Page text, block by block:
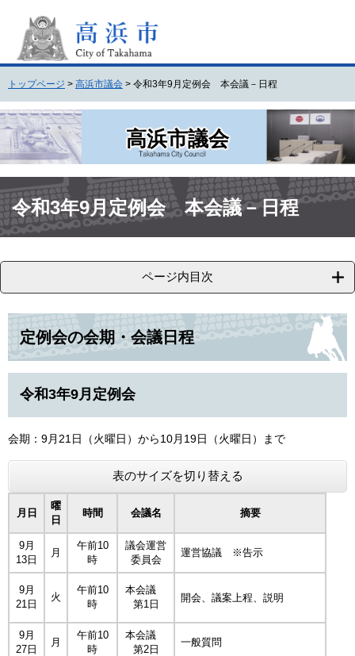
頭
で
す
。
飛
ば
し
て
本
文
へ
トップページ > 高浜市議会 > 令和3年9月定例会 本会議－日程
高浜市議会
文令和3年9月定例会 本会議－日程
ページ内目次
定例会の会期・会議日程
令和3年9月定例会
会期：9月21日（火曜日）から10月19日（火曜日）まで
表のサイズを切り替える
月日
曜
日
時間 会議名 摘要
9月
13日
月
午前10
時
議会運営
委員会
運営協議 ※告示
9月
21日
火
午前10
時
本会議
第1日
開会、議案上程、説明
9月
27日
月
午前10
時
本会議
第2日
一般質問